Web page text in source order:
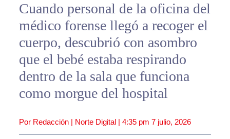
Cuando personal de la oficina del
médico forense llegó a recoger el
cuerpo, descubrió con asombro
que el bebé estaba respirando
dentro de la sala que funciona
como morgue del hospital
Por Redacción | Norte Digital | 4:35 pm 7 julio, 2026